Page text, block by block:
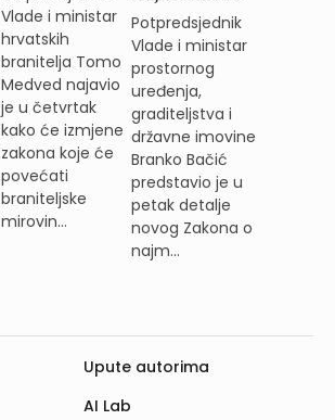
Vlade i ministar
hrvatskih
branitelja Tomo
Medved najavio
je u četvrtak
kako će izmjene
zakona koje će
povećati
braniteljske
mirovin...
Potpredsjednik
Vlade i ministar
prostornog
uređenja,
graditeljstva i
državne imovine
Branko Bačić
predstavio je u
petak detalje
novog Zakona o
najm...
Upute autorima
AI Lab